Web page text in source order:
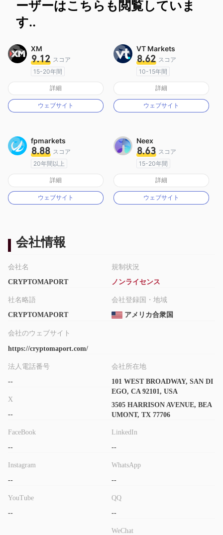
ーザーはこちらも閲覧していま
す..
XM
9.12 スコア
15-20年間
オーストラリア規制
マーケットメイキングライセンス（MM）
MT4フルライセンス
詳細
ウェブサイト
VT Markets
8.62 スコア
10-15年間
オーストラリア規制
マーケットメイキングライセンス（MM）
MT4フルライセンス
詳細
ウェブサイト
fpmarkets
8.88 スコア
20年間以上
オーストラリア規制
マーケットメイキングライセンス（MM）
MT4フルライセンス
詳細
ウェブサイト
Neex
8.63 スコア
15-20年間
オーストラリア規制
マーケットメイキングライセンス（MM）
MT4フルライセンス
詳細
ウェブサイト
会社情報
会社名
CRYPTOMAPORT
社名略語
CRYPTOMAPORT
規制状況
ノンライセンス
会社登録国・地域
アメリカ合衆国
会社のウェブサイト
https://cryptomaport.com/
法人電話番号
--
X
--
FaceBook
--
Instagram
--
YouTube
--
会社所在地
101 WEST BROADWAY, SAN DI
EGO, CA 92101, USA
3505 HARRISON AVENUE, BEA
UMONT, TX 77706
LinkedIn
--
WhatsApp
--
QQ
--
WeChat